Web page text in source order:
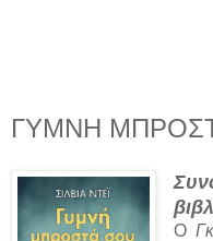
ΓΥΜΝΗ
Ο